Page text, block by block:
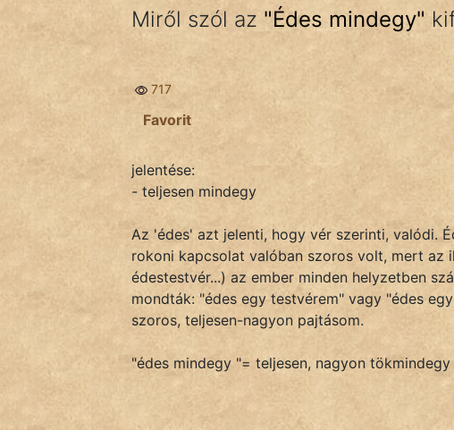
Szóláscsoportok
KÖZMONDÁS
Miről szól az "Édes mindegy"
717
Favorit
jelentése:
- teljesen mindegy
Az 'édes' azt jelenti, hogy vér szerinti, valódi.
rokoni kapcsolat valóban szoros volt, mert az
édestestvér...) az ember minden helyzetben
mondták: "édes egy testvérem" vagy "édes
szoros, teljesen-nagyon pajtásom.
"édes mindegy "= teljesen, nagyon tökmindegy